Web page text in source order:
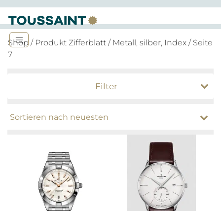
Shop / Produkt Zifferblatt / Metall, silber, Index / Seite
7
Filter